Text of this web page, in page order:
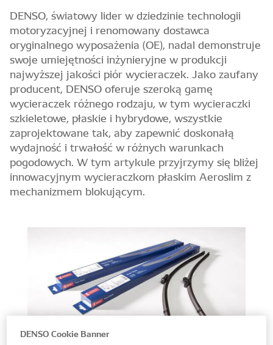
DENSO, światowy lider w dziedzinie technologii
motoryzacyjnej i renomowany dostawca
oryginalnego wyposażenia (OE), nadal demonstruje
swoje umiejętności inżynieryjne w produkcji
najwyższej jakości piór wycieraczek. Jako zaufany
producent, DENSO oferuje szeroką gamę
wycieraczek różnego rodzaju, w tym wycieraczki
szkieletowe, płaskie i hybrydowe, wszystkie
zaprojektowane tak, aby zapewnić doskonałą
wydajność i trwałość w różnych warunkach
pogodowych. W tym artykule przyjrzymy się bliżej
innowacyjnym wycieraczkom płaskim Aeroslim z
mechanizmem blokującym.
DENSO Cookie Banner